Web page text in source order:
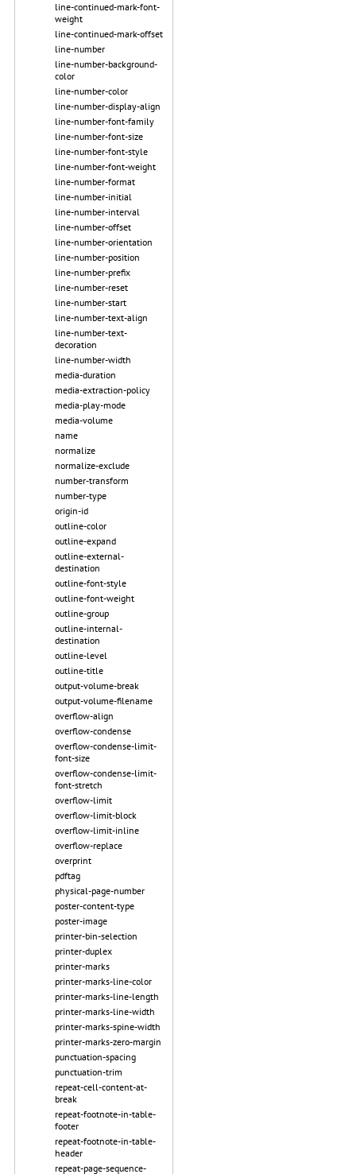
line-continued-mark-font-
weight
line-continued-mark-offset
line-number
line-number-background-
color
line-number-color
line-number-display-align
line-number-font-family
line-number-font-size
line-number-font-style
line-number-font-weight
line-number-format
line-number-initial
line-number-interval
line-number-offset
line-number-orientation
line-number-position
line-number-prefix
line-number-reset
line-number-start
line-number-text-align
line-number-text-
decoration
line-number-width
media-duration
media-extraction-policy
media-play-mode
media-volume
name
normalize
normalize-exclude
number-transform
number-type
origin-id
outline-color
outline-expand
outline-external-
destination
outline-font-style
outline-font-weight
outline-group
outline-internal-
destination
outline-level
outline-title
output-volume-break
output-volume-filename
overflow-align
overflow-condense
overflow-condense-limit-
font-size
overflow-condense-limit-
font-stretch
overflow-limit
overflow-limit-block
overflow-limit-inline
overflow-replace
overprint
pdftag
physical-page-number
poster-content-type
poster-image
printer-bin-selection
printer-duplex
printer-marks
printer-marks-line-color
printer-marks-line-length
printer-marks-line-width
printer-marks-spine-width
printer-marks-zero-margin
punctuation-spacing
punctuation-trim
repeat-cell-content-at-
break
repeat-footnote-in-table-
footer
repeat-footnote-in-table-
header
repeat-page-sequence-